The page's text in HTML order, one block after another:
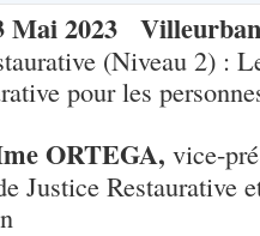
Mai2023
(Niveau 2) :
pour les
ORTEGA, vice-
Justice Restaurative